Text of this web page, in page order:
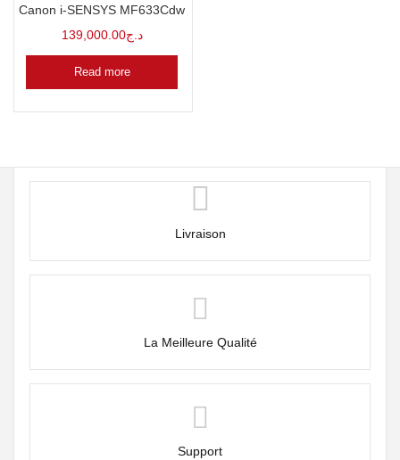
Canon i-SENSYS MF633Cdw
د.ج139,000.00
Read more
Livraison
La Meilleure Qualité
Support